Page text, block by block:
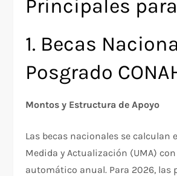
Principales
1. Becas
Posgrado
Montos y Estructura de Apoyo
Las becas nacionales se calculan
Medida y Actualización (UMA)
automático anual. Para 2026, las